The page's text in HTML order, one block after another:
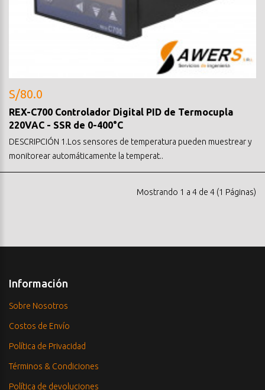
S/80.0
REX-C700 Controlador Digital PID de Termocupla
220VAC - SSR de 0-400°C
DESCRIPCIÓN 1.Los sensores de temperatura pueden muestrear y
monitorear automáticamente la temperat..
Mostrando 1 a 4 de 4 (1 Páginas)
Información
Sobre Nosotros
Costos de Envío
Política de Privacidad
Términos & Condiciones
Política de devoluciones